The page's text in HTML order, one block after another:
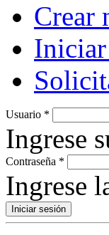
Crear
Iniciar
Usuario *
Ingrese
Contraseña *
Ingrese